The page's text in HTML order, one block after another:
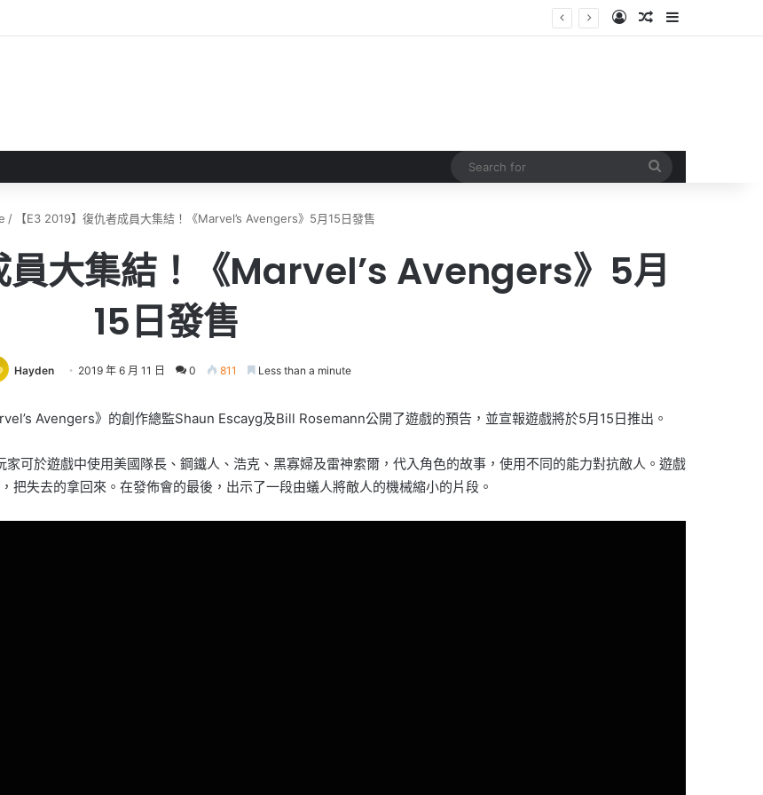
GAME 擴充包第 1 彈發售 Log InRandom Article
Sidebar
/ 【E3 2019】復仇者成員大集結！《Marvel’s Avengers》5月15日發售
員大集結！《Marvel’s Avengers》5月
15日發售
Hayden 2019 年 6 月 11 日 0 811 Less than a minute
Avengers》的創作總監Shaun Escayg及Bill Rosemann公開了遊戲的預告，並宣報遊戲將於5月15日推出。
可於遊戲中使用美國隊長、鋼鐵人、浩克、黑寡婦及雷神索爾，代入角色的故事，使用不同的能力對抗敵人。遊戲
失去的拿回來。在發佈會的最後，出示了一段由蟻人將敵人的機械縮小的片段。